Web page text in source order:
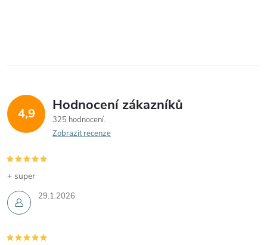
4,9 Hodnocení zákazníků
325 hodnocení
Zobrazit recenze
29.1.2026
+ super